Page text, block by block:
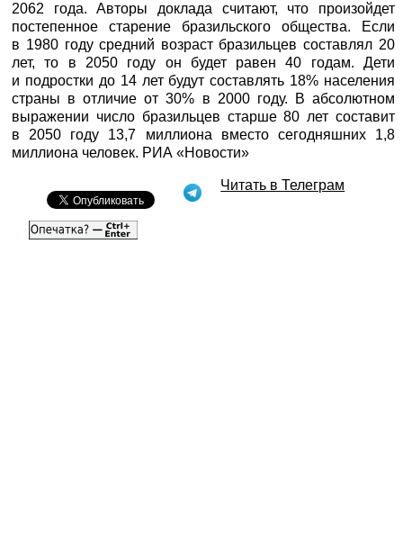
2062 года. Авторы доклада считают, что произойдет
постепенное старение бразильского общества. Если
в 1980 году средний возраст бразильцев составлял 20
лет, то в 2050 году он будет равен 40 годам. Дети
и подростки до 14 лет будут составлять 18% населения
страны в отличие от 30% в 2000 году. В абсолютном
выражении число бразильцев старше 80 лет составит
в 2050 году 13,7 миллиона вместо сегодняшних 1,8
миллиона человек. РИА «Новости»
Читать в Телеграм